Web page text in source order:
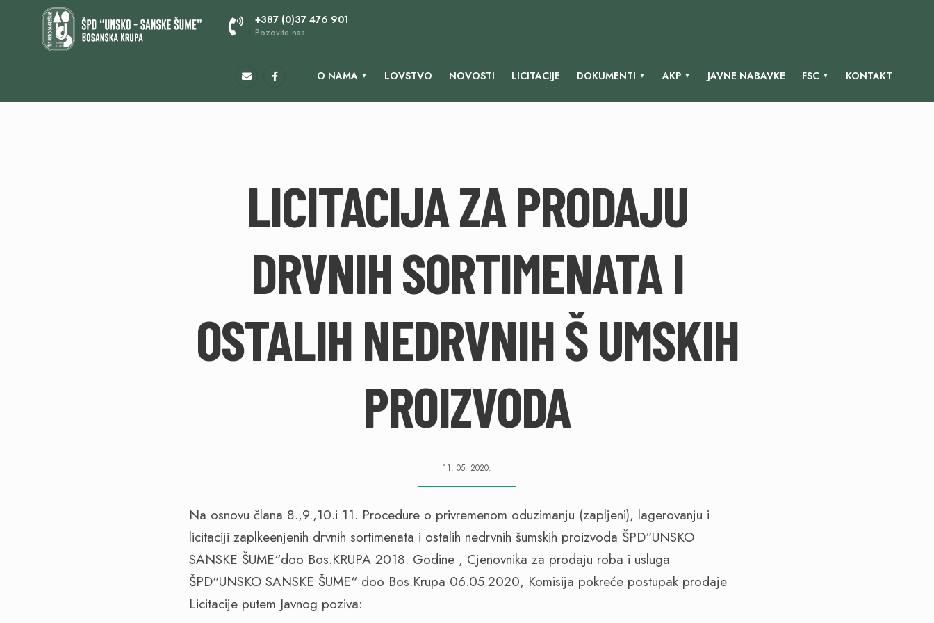
+387 (0)37 476 901
Pozovite nas
O NAMA LOVSTVO NOVOSTI LICITACIJE DOKUMENTI AKP JAVNE NABAVKE FSC KONTAKT
LICITACIJA ZA PRODAJU
DRVNIH SORTIMENATA I
OSTALIH NEDRVNIH Š UMSKIH
PROIZVODA
11. 05. 2020.
Na osnovu člana 8.,9.,10.i 11. Procedure o privremenom oduzimanju (zapljeni), lagerovanju i
licitaciji zaplkeenjenih drvnih sortimenata i ostalih nedrvnih šumskih proizvoda ŠPD“UNSKO
SANSKE ŠUME“doo Bos.KRUPA 2018. Godine , Cjenovnika za prodaju roba i usluga
ŠPD“UNSKO SANSKE ŠUME“ doo Bos.Krupa 06.05.2020, Komisija pokreće postupak prodaje
Licitacije putem Javnog poziva: